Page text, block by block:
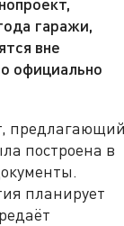
гаражи,
вне
официально
предлагающий
построена в
планирует